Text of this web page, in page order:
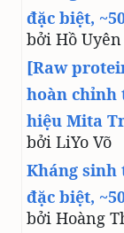
đặc biệt,
bởi Hồ Uyên
[Raw
hoàn chỉnh
hiệu Mita
bởi LiYo Võ
Kháng
đặc biệt,
bởi Hoàng